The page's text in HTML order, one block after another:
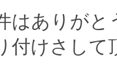
はありが
付けさして